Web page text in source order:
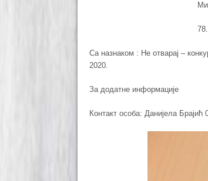
Митрополит
78.400
Са назнаком : Не отварај –
2020.
За додатне информације
Контакт особа: Данијела